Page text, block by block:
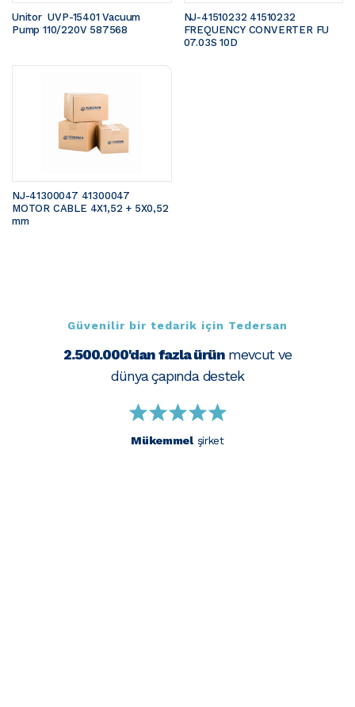
Unitor  UVP-15401 Vacuum
Pump 110/220V 587568
NJ-41510232 41510232
FREQUENCY CONVERTER FU
07.03S 10D
NJ-41300047 41300047
MOTOR CABLE 4X1,52 + 5X0,52
mm
Güvenilir bir tedarik için Tedersan
2.500.000'dan fazla ürünmevcut ve
dünya çapında destek
Mükemmelşirket